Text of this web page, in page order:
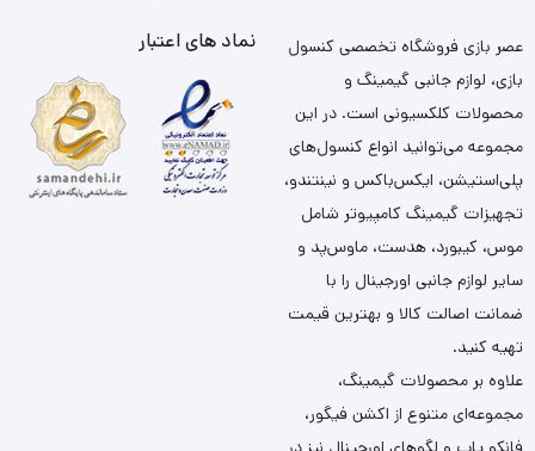
عصر بازی فروشگاه تخصصی کنسول
بازی، لوازم جانبی گیمینگ و
محصولات کلکسیونی است. در این
مجموعه می‌توانید انواع کنسول‌های
پلی‌استیشن، ایکس‌باکس و نینتندو،
تجهیزات گیمینگ کامپیوتر شامل
موس، کیبورد، هدست، ماوس‌پد و
سایر لوازم جانبی اورجینال را با
ضمانت اصالت کالا و بهترین قیمت
تهیه کنید.
علاوه بر محصولات گیمینگ،
مجموعه‌ای متنوع از اکشن فیگور،
نماد های اعتبار